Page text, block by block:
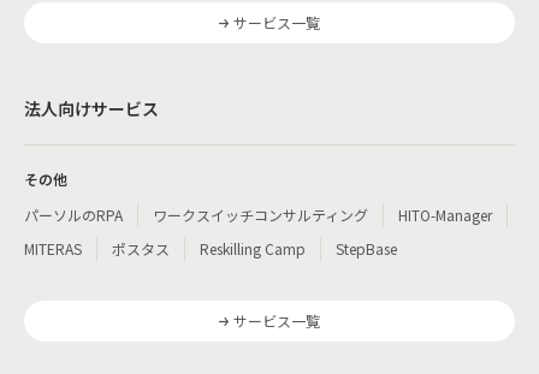
サービス一覧
法人向けサービス
その他
パーソルのRPA
ワークスイッチコンサルティング
HITO-Manager
MITERAS
ポスタス Reskilling Camp StepBase
サービス一覧